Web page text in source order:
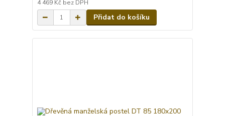
4 469 Kč bez DPH
Přidat do košíku